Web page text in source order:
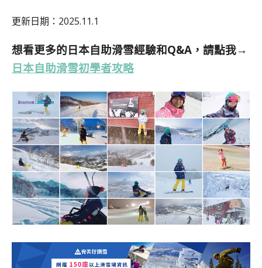
更新日期：2025.11.1
想看更多的日本自助滑雪經驗和Q&A，請點我→
日本自助滑雪初學者攻略